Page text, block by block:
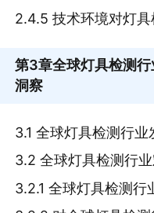
2.4.5 技术环境对灯
第3章全球灯具检测
洞察
3.1 全球灯具检测行业
3.2 全球灯具检测行
3.2.1 全球灯具检测行